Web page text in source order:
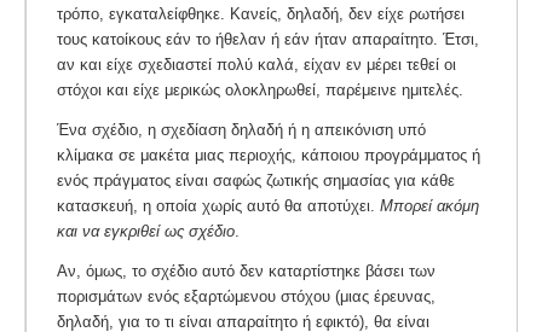
τρόπο, εγκαταλείφθηκε. Κανείς, δηλαδή, δεν είχε ρωτήσει
τους κατοίκους εάν το ήθελαν ή εάν ήταν απαραίτητο. Έτσι,
αν και είχε σχεδιαστεί πολύ καλά, είχαν εν μέρει τεθεί οι
στόχοι και είχε μερικώς ολοκληρωθεί, παρέμεινε ημιτελές.
Ένα σχέδιο, η σχεδίαση δηλαδή ή η απεικόνιση υπό
κλίμακα σε μακέτα μιας περιοχής, κάποιου προγράμματος ή
ενός πράγματος είναι σαφώς ζωτικής σημασίας για κάθε
κατασκευή, η οποία χωρίς αυτό θα αποτύχει. Μπορεί ακόμη
και να εγκριθεί ως σχέδιο.
Αν, όμως, το σχέδιο αυτό δεν καταρτίστηκε βάσει των
πορισμάτων ενός εξαρτώμενου στόχου (μιας έρευνας,
δηλαδή, για το τι είναι απαραίτητο ή εφικτό), θα είναι